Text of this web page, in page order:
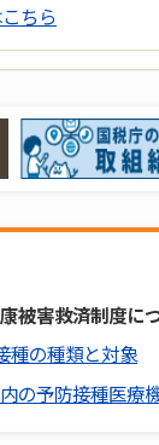
ちら
被害救済制度に
種の種類と対象
の予防接種医療